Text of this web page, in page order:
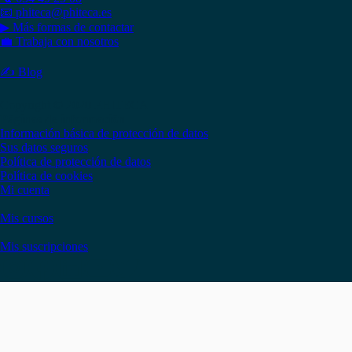
📧 phiteca@phiteca.es
▶ Más formas de contactar
💼 Trabaja con nosotros
✍ Blog
Información básica de protección de datos
Sus datos seguros
Política de protección de datos
Política de cookies
Mi cuenta
Mis cursos
Mis suscripciones